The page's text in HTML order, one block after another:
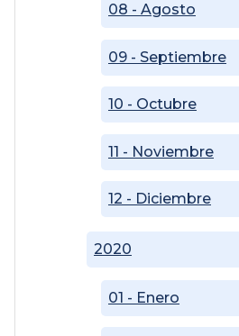
08 - Agosto
09 - Septiembre
10 - Octubre
11 - Noviembre
12 - Diciembre
2020
01 - Enero